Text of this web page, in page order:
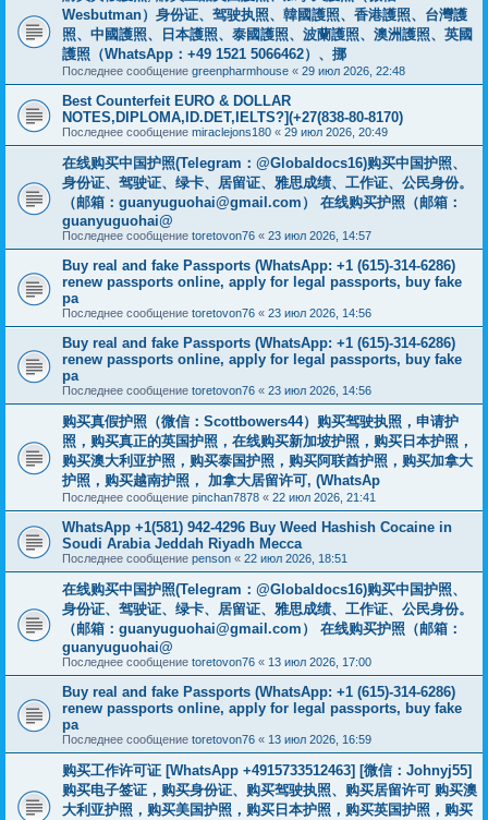
Wesbutman）身份证、驾驶执照、韓國護照、香港護照、台灣護
照、中國護照、日本護照、泰國護照、波蘭護照、澳洲護照、英國
護照（WhatsApp：+49 1521 5066462）、挪
Последнее сообщение greenpharmhouse « 29 июл 2026, 22:48
Best Counterfeit EURO & DOLLAR
NOTES,DIPLOMA,ID.DET,IELTS?](+27(838-80-8170)
Последнее сообщение miraclejons180 « 29 июл 2026, 20:49
在线购买中国护照(Telegram：@Globaldocs16)购买中国护照、
身份证、驾驶证、绿卡、居留证、雅思成绩、工作证、公民身份。
（邮箱： guanyuguohai@gmail.com ） 在线购买护照（邮箱：
guanyuguohai@
Последнее сообщение toretovon76 « 23 июл 2026, 14:57
Buy real and fake Passports (WhatsApp: +1 (615)-314-6286)
renew passports online, apply for legal passports, buy fake
pa
Последнее сообщение toretovon76 « 23 июл 2026, 14:56
Buy real and fake Passports (WhatsApp: +1 (615)-314-6286)
renew passports online, apply for legal passports, buy fake
pa
Последнее сообщение toretovon76 « 23 июл 2026, 14:56
购买真假护照（微信：Scottbowers44）购买驾驶执照，申请护
照，购买真正的英国护照，在线购买新加坡护照，购买日本护照，
购买澳大利亚护照，购买泰国护照，购买阿联酋护照，购买加拿大
护照，购买越南护照， 加拿大居留许可, (WhatsAp
Последнее сообщение pinchan7878 « 22 июл 2026, 21:41
WhatsApp +1(581) 942-4296 Buy Weed Hashish Cocaine in
Soudi Arabia Jeddah Riyadh Mecca
Последнее сообщение penson « 22 июл 2026, 18:51
在线购买中国护照(Telegram：@Globaldocs16)购买中国护照、
身份证、驾驶证、绿卡、居留证、雅思成绩、工作证、公民身份。
（邮箱： guanyuguohai@gmail.com ） 在线购买护照（邮箱：
guanyuguohai@
Последнее сообщение toretovon76 « 13 июл 2026, 17:00
Buy real and fake Passports (WhatsApp: +1 (615)-314-6286)
renew passports online, apply for legal passports, buy fake
pa
Последнее сообщение toretovon76 « 13 июл 2026, 16:59
购买工作许可证 [WhatsApp +4915733512463] [微信：Johnyj55]
购买电子签证，购买身份证、购买驾驶执照、购买居留许可 购买澳
大利亚护照，购买美国护照，购买日本护照，购买英国护照，购买